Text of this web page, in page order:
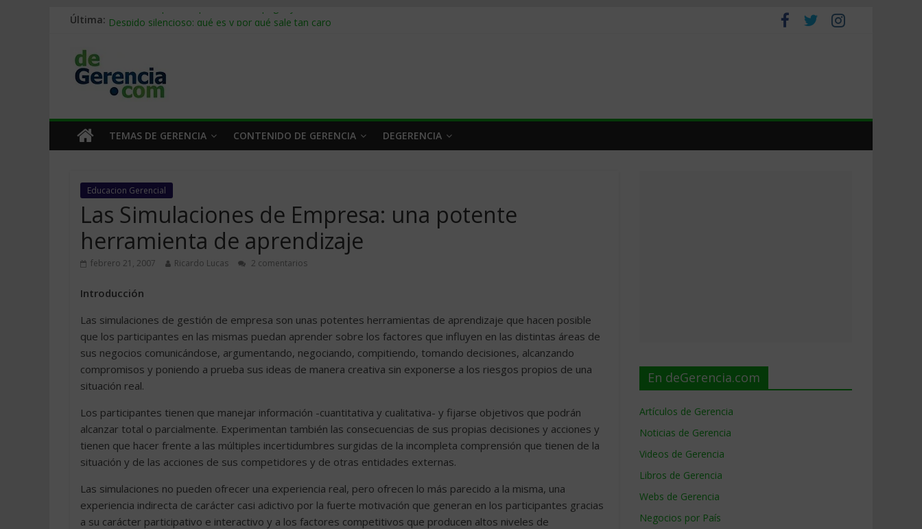
Última: Stablecoins para empresas: cómo pagar y cobrar en 2026
Trabajo forzoso en la cadena de suministro: qué hacer
Mercado hispano de EE. UU.: cómo segmentarlo y venderle
TEMAS DE GERENCIA CONTENIDO DE GERENCIA DEGERENCIA
Educacion Gerencial
Las Simulaciones de Empresa: una potente
herramienta de aprendizaje
febrero 21, 2007 Ricardo Lucas 2 comentarios
Introducción
Las simulaciones de gestión de empresa son unas potentes herramientas de aprendizaje que hacen posible
que los participantes en las mismas puedan aprender sobre los factores que influyen en las distintas áreas de
sus negocios comunicándose, argumentando, negociando, compitiendo, tomando decisiones, alcanzando
compromisos y poniendo a prueba sus ideas de manera creativa sin exponerse a los riesgos propios de una
situación real.
Los participantes tienen que manejar información -cuantitativa y cualitativa- y fijarse objetivos que podrán
alcanzar total o parcialmente. Experimentan también las consecuencias de sus propias decisiones y acciones y
tienen que hacer frente a las múltiples incertidumbres surgidas de la incompleta comprensión que tienen de la
situación y de las acciones de sus competidores y de otras entidades externas.
Las simulaciones no pueden ofrecer una experiencia real, pero ofrecen lo más parecido a la misma, una
experiencia indirecta de carácter casi adictivo por la fuerte motivación que generan en los participantes gracias
a su carácter participativo e interactivo y a los factores competitivos que producen altos niveles de
En deGerencia.com
Artículos de Gerencia
Noticias de Gerencia
Videos de Gerencia
Libros de Gerencia
Webs de Gerencia
Negocios por País